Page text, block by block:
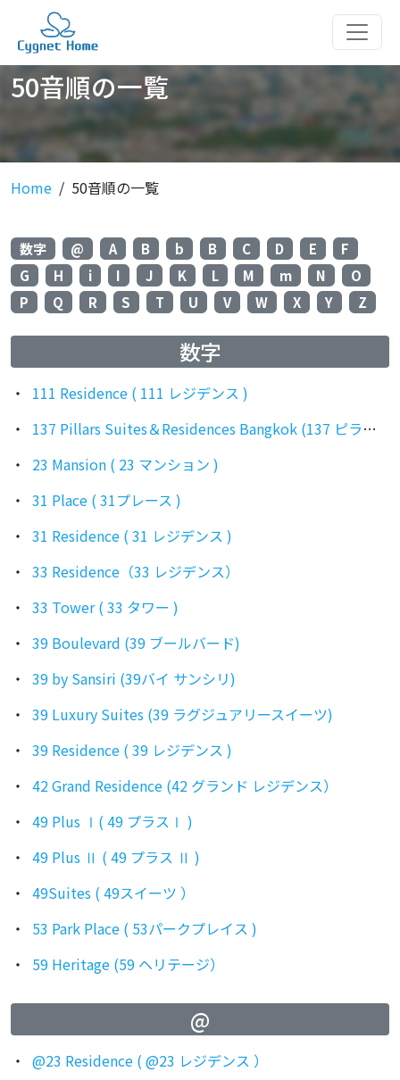
50音順の一覧
Home 50音順の一覧
数字 @ A B b B C D E
F
G
H i I J K L M m N
O
P
Q R S T U V W X Y Z
数字
111 Residence ( 111 レジデンス )
137 Pillars Suites＆Residences Bangkok (137 ピラーズ )
23 Mansion ( 23 マンション )
31 Place ( 31プレース )
31 Residence ( 31 レジデンス )
33 Residence（33 レジデンス）
33 Tower ( 33 タワー )
39 Boulevard (39 ブールバード)
39 by Sansiri (39バイ サンシリ)
39 Luxury Suites (39 ラグジュアリースイーツ)
39 Residence ( 39 レジデンス )
42 Grand Residence (42 グランド レジデンス）
49 Plus Ⅰ( 49 プラスⅠ )
49 Plus Ⅱ ( 49 プラス Ⅱ )
49Suites ( 49スイーツ ）
53 Park Place ( 53パークプレイス )
59 Heritage (59 ヘリテージ）
@
@23 Residence ( @23 レジデンス ）